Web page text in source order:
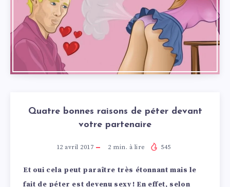
Quatre bonnes raisons de péter devant
votre partenaire
12 avril 2017 2 min. à lire 545
Et oui cela peut paraître très étonnant mais le
fait de péter est devenu sexy ! En effet, selon